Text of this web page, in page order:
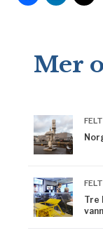
Mer
Tre